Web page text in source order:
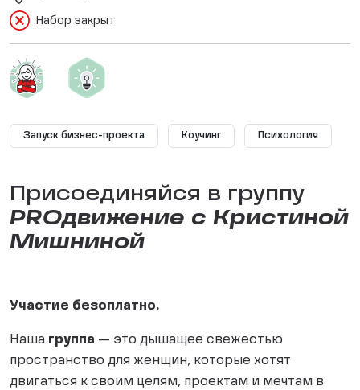
Набор закрыт
Запуск бизнес-проекта Коучинг Психология
Присоединяйся в группу
PROдвижение с Кристиной
Мишниной
Участие безоплатно.
Наша группа — это дышащее свежестью
пространство для женщин, которые хотят
двигаться к своим целям, проектам и мечтам в